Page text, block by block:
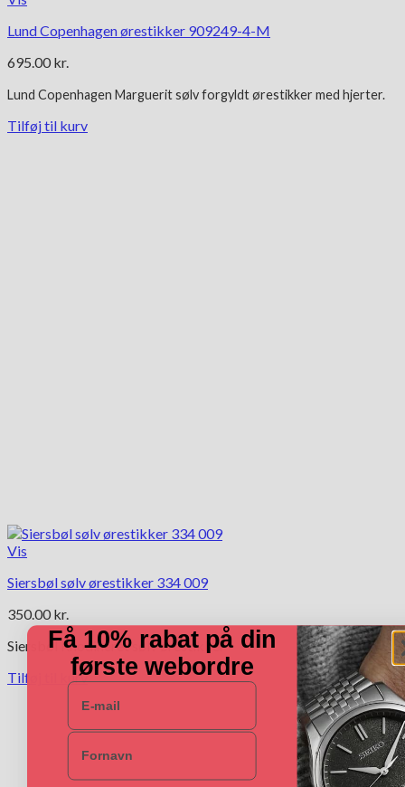
Lund Copenhagen ørestikker 909249-4-M
695.00 kr.
Lund Copenhagen Margueritsølv forgyldtørestikker med hjerter.
Tilføj til kurv
Vis
Siersbøl sølv ørestikker 334 009
350.00kr.
Siersbøl Rhodineret sølv ørestikker
Tilføj til kurv
Få 10% rabat på din
første webordre
E-mail
Navn